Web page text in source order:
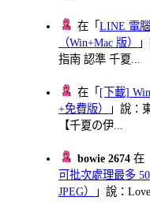
在「LINE 電
（Win+Mac 版）
指南 認準 千夏...
在「 [下載]
+免費版）
」說：
【千夏の伊...
bowie 2674 在
可批次處理最多
JPEG）
」說：